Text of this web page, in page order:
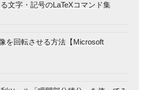
文字・記号のLaTeXコマンド集
を回転させる方法【Microsoft